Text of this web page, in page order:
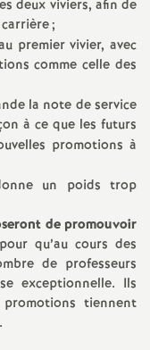
d
e
g
r
é
O
r
deux viviers, afin de
;
premier vivier, avec
comme celle des
la note de service
à ce que les futurs
promotions à
un poids trop
de promouvoir
pour qu’au cours des
de professeurs
exceptionnelle. Ils
tiennent